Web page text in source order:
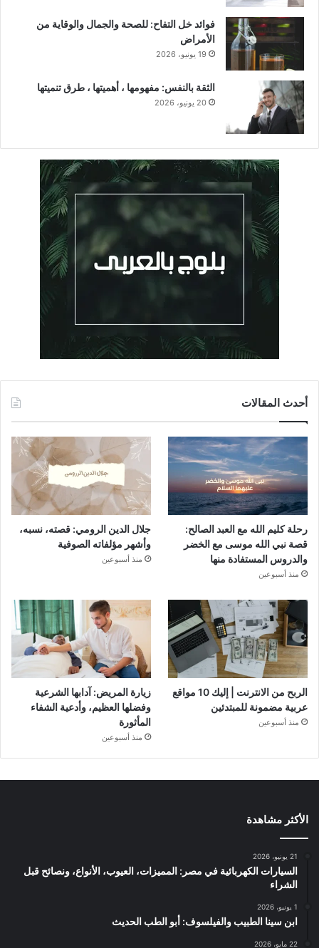
فوائد خل التفاح: للصحة والجمال والوقاية من
الأمراض
19 يونيو، 2026
الثقة بالنفس: مفهومها ، أهميتها ، طرق تنميتها
20 يونيو، 2026
أحدث المقالات
رحلة كليم الله مع العبد الصالح:
قصة نبي الله موسى مع الخضر
والدروس المستفادة منها
منذ أسبوعين
جلال الدين الرومي: قصته، نسبه،
وأشهر مؤلفاته الصوفية
منذ أسبوعين
الربح من الانترنت | إليك 10 مواقع
عربية مضمونة للمبتدئين
منذ أسبوعين
زيارة المريض: آدابها الشرعية
وفضلها العظيم، وأدعية الشفاء
المأثورة
منذ أسبوعين
الأكثر مشاهدة
21 يونيو، 2026
السيارات الكهربائية في مصر: المميزات، العيوب، الأنواع، ونصائح قبل
الشراء
1 يونيو، 2026
ابن سينا الطبيب والفيلسوف: أبو الطب الحديث
22 مايو، 2026